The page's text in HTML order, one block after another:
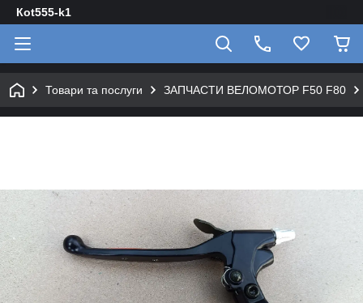
Кot555-k1
Товари та послуги ЗАПЧАСТИ ВЕЛОМОТОР F50 F80